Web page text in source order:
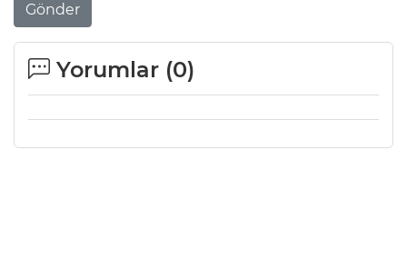
Gönder
Yorumlar (0)